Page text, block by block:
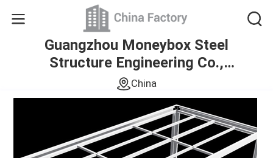
Guangzhou Moneybox Steel
Structure Engineering Co.,
Ltd.
China